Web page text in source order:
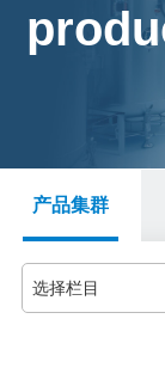
产品集群
选择栏目